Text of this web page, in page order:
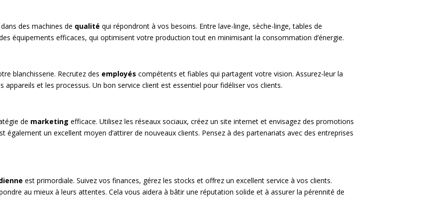
des machines de qualité qui répondront à vos besoins. Entre lave-linge, sèche-linge, tables de
équipements efficaces, qui optimisent votre production tout en minimisant la consommation d’énergie.
blanchisserie. Recrutez des employés compétents et fiables qui partagent votre vision. Assurez-leur la
appareils et les processus. Un bon service client est essentiel pour fidéliser vos clients.
de marketing efficace. Utilisez les réseaux sociaux, créez un site internet et envisagez des promotions
également un excellent moyen d’attirer de nouveaux clients. Pensez à des partenariats avec des entreprises
est primordiale. Suivez vos finances, gérez les stocks et offrez un excellent service à vos clients.
au mieux à leurs attentes. Cela vous aidera à bâtir une réputation solide et à assurer la pérennité de